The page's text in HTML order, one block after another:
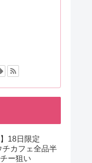
18日限定
チカフェ全品半
ー狙い